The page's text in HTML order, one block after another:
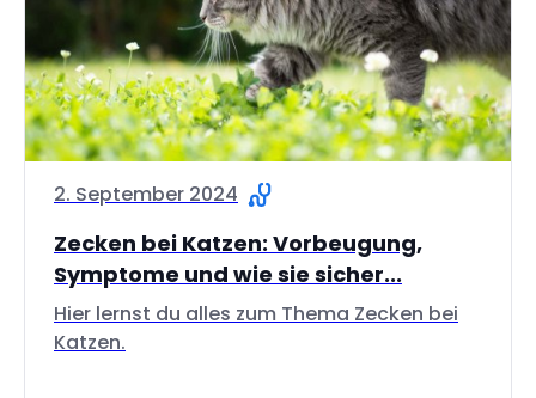
2. September 2024
Zecken bei Katzen: Vorbeugung,
Symptome und wie sie sicher...
Hier lernst du alles zum Thema Zecken bei
Katzen.